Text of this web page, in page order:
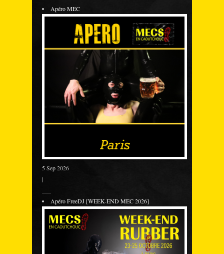
Apéro MEC
5 Sep 2026
|
Apéro FreeDJ [WEEK-END MEC 2026]